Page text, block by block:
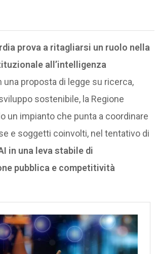
prova a ritagliarsi un ruolo nella
all’intelligenza
una proposta di legge su ricerca,
sostenibile, la Regione
un impianto che punta a coordinare
e soggetti coinvolti, nel tentativo di
in una leva stabile di
pubblica e competitività